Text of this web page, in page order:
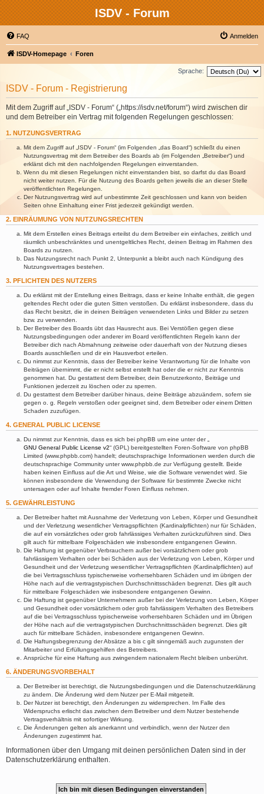
ISDV - Forum
FAQ Anmelden
ISDV-Homepage Foren
Sprache:
ISDV - Forum - Registrierung
Mit dem Zugriff auf „ISDV - Forum“ („https://isdv.net/forum“) wird zwischen dir
und dem Betreiber ein Vertrag mit folgenden Regelungen geschlossen:
1. NUTZUNGSVERTRAG
Mit dem Zugriff auf „ISDV - Forum“ (im Folgenden „das Board“) schließt du einen
Nutzungsvertrag mit dem Betreiber des Boards ab (im Folgenden „Betreiber“) und
erklärst dich mit den nachfolgenden Regelungen einverstanden.
Wenn du mit diesen Regelungen nicht einverstanden bist, so darfst du das Board
nicht weiter nutzen. Für die Nutzung des Boards gelten jeweils die an dieser Stelle
veröffentlichten Regelungen.
Der Nutzungsvertrag wird auf unbestimmte Zeit geschlossen und kann von beiden
Seiten ohne Einhaltung einer Frist jederzeit gekündigt werden.
2. EINRÄUMUNG VON NUTZUNGSRECHTEN
Mit dem Erstellen eines Beitrags erteilst du dem Betreiber ein einfaches, zeitlich und
räumlich unbeschränktes und unentgeltliches Recht, deinen Beitrag im Rahmen des
Boards zu nutzen.
Das Nutzungsrecht nach Punkt 2, Unterpunkt a bleibt auch nach Kündigung des
Nutzungsvertrages bestehen.
3. PFLICHTEN DES NUTZERS
Du erklärst mit der Erstellung eines Beitrags, dass er keine Inhalte enthält, die gegen
geltendes Recht oder die guten Sitten verstoßen. Du erklärst insbesondere, dass du
das Recht besitzt, die in deinen Beiträgen verwendeten Links und Bilder zu setzen
bzw. zu verwenden.
Der Betreiber des Boards übt das Hausrecht aus. Bei Verstößen gegen diese
Nutzungsbedingungen oder anderer im Board veröffentlichten Regeln kann der
Betreiber dich nach Abmahnung zeitweise oder dauerhaft von der Nutzung dieses
Boards ausschließen und dir ein Hausverbot erteilen.
Du nimmst zur Kenntnis, dass der Betreiber keine Verantwortung für die Inhalte von
Beiträgen übernimmt, die er nicht selbst erstellt hat oder die er nicht zur Kenntnis
genommen hat. Du gestattest dem Betreiber, dein Benutzerkonto, Beiträge und
Funktionen jederzeit zu löschen oder zu sperren.
Du gestattest dem Betreiber darüber hinaus, deine Beiträge abzuändern, sofern sie
gegen o. g. Regeln verstoßen oder geeignet sind, dem Betreiber oder einem Dritten
Schaden zuzufügen.
4. GENERAL PUBLIC LICENSE
Du nimmst zur Kenntnis, dass es sich bei phpBB um eine unter der „
GNU General Public License v2“ (GPL) bereitgestellten Foren-Software von phpBB
Limited (www.phpbb.com) handelt; deutschsprachige Informationen werden durch die
deutschsprachige Community unter www.phpbb.de zur Verfügung gestellt. Beide
haben keinen Einfluss auf die Art und Weise, wie die Software verwendet wird. Sie
können insbesondere die Verwendung der Software für bestimmte Zwecke nicht
untersagen oder auf Inhalte fremder Foren Einfluss nehmen.
5. GEWÄHRLEISTUNG
Der Betreiber haftet mit Ausnahme der Verletzung von Leben, Körper und Gesundheit
und der Verletzung wesentlicher Vertragspflichten (Kardinalpflichten) nur für Schäden,
die auf ein vorsätzliches oder grob fahrlässiges Verhalten zurückzuführen sind. Dies
gilt auch für mittelbare Folgeschäden wie insbesondere entgangenen Gewinn.
Die Haftung ist gegenüber Verbrauchern außer bei vorsätzlichem oder grob
fahrlässigem Verhalten oder bei Schäden aus der Verletzung von Leben, Körper und
Gesundheit und der Verletzung wesentlicher Vertragspflichten (Kardinalpflichten) auf
die bei Vertragsschluss typischerweise vorhersehbaren Schäden und im übrigen der
Höhe nach auf die vertragstypischen Durchschnittsschäden begrenzt. Dies gilt auch
für mittelbare Folgeschäden wie insbesondere entgangenen Gewinn.
Die Haftung ist gegenüber Unternehmern außer bei der Verletzung von Leben, Körper
und Gesundheit oder vorsätzlichem oder grob fahrlässigem Verhalten des Betreibers
auf die bei Vertragsschluss typischerweise vorhersehbaren Schäden und im Übrigen
der Höhe nach auf die vertragstypischen Durchschnittsschäden begrenzt. Dies gilt
auch für mittelbare Schäden, insbesondere entgangenen Gewinn.
Die Haftungsbegrenzung der Absätze a bis c gilt sinngemäß auch zugunsten der
Mitarbeiter und Erfüllungsgehilfen des Betreibers.
Ansprüche für eine Haftung aus zwingendem nationalem Recht bleiben unberührt.
6. ÄNDERUNGSVORBEHALT
Der Betreiber ist berechtigt, die Nutzungsbedingungen und die Datenschutzerklärung
zu ändern. Die Änderung wird dem Nutzer per E-Mail mitgeteilt.
Der Nutzer ist berechtigt, den Änderungen zu widersprechen. Im Falle des
Widerspruchs erlischt das zwischen dem Betreiber und dem Nutzer bestehende
Vertragsverhältnis mit sofortiger Wirkung.
Die Änderungen gelten als anerkannt und verbindlich, wenn der Nutzer den
Änderungen zugestimmt hat.
Informationen über den Umgang mit deinen persönlichen Daten sind in der
Datenschutzerklärung enthalten.